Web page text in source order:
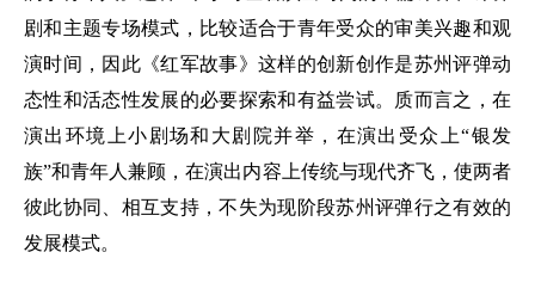
剧和主题专场模式，比较适合于青年受众的审美兴趣和观
演时间，因此《红军故事》这样的创新创作是苏州评弹动
态性和活态性发展的必要探索和有益尝试。质而言之，在
演出环境上小剧场和大剧院并举，在演出受众上“银发
族”和青年人兼顾，在演出内容上传统与现代齐飞，使两者
彼此协同、相互支持，不失为现阶段苏州评弹行之有效的
发展模式。